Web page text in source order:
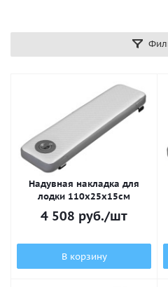
Надувная накладка для
лодки 110х25x15см
4 508 руб./шт
В корзину